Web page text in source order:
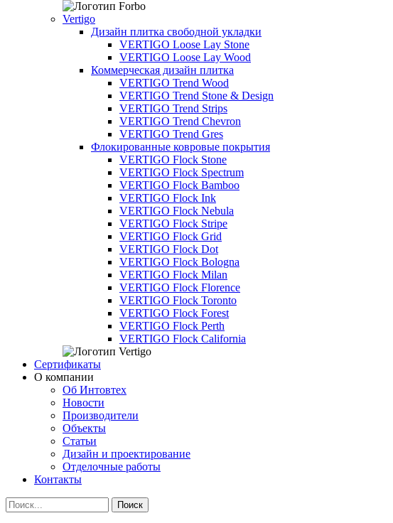
Vertigo
Дизайн плитка свободной укладки
VERTIGO Loose Lay Stone
VERTIGO Loose Lay Wood
Коммерческая дизайн плитка
VERTIGO Trend Wood
VERTIGO Trend Stone & Design
VERTIGO Trend Strips
VERTIGO Trend Chevron
VERTIGO Trend Gres
Флокированные ковровые покрытия
VERTIGO Flock Stone
VERTIGO Flock Spectrum
VERTIGO Flock Bamboo
VERTIGO Flock Ink
VERTIGO Flock Nebula
VERTIGO Flock Stripe
VERTIGO Flock Grid
VERTIGO Flock Dot
VERTIGO Flock Bologna
VERTIGO Flock Milan
VERTIGO Flock Florence
VERTIGO Flock Toronto
VERTIGO Flock Forest
VERTIGO Flock Perth
VERTIGO Flock California
Сертификаты
О компании
Об Интовтех
Новости
Производители
Объекты
Статьи
Дизайн и проектирование
Отделочные работы
Контакты